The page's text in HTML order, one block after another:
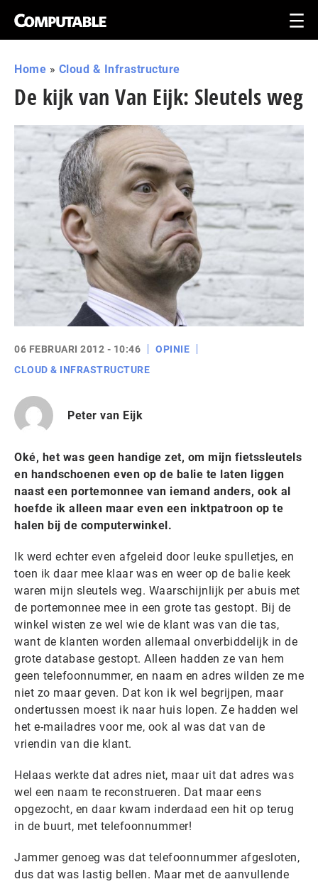
Home » Cloud & Infrastructure
De kijk van Van Eijk: Sleutels weg
06 FEBRUARI 2012 - 10:46
OPINIE
CLOUD & INFRASTRUCTURE
Peter van Eijk
Oké, het was geen handige zet, om mijn fietssleutels
en handschoenen even op de balie te laten liggen
naast een portemonnee van iemand anders, ook al
hoefde ik alleen maar even een inktpatroon op te
halen bij de computerwinkel.
Ik werd echter even afgeleid door leuke spulletjes, en
toen ik daar mee klaar was en weer op de balie keek
waren mijn sleutels weg. Waarschijnlijk per abuis met
de portemonnee mee in een grote tas gestopt. Bij de
winkel wisten ze wel wie de klant was van die tas,
want de klanten worden allemaal onverbiddelijk in de
grote database gestopt. Alleen hadden ze van hem
geen telefoonnummer, en naam en adres wilden ze me
niet zo maar geven. Dat kon ik wel begrijpen, maar
ondertussen moest ik naar huis lopen. Ze hadden wel
het e-mailadres voor me, ook al was dat van de
vriendin van die klant.
Helaas werkte dat adres niet, maar uit dat adres was
wel een naam te reconstrueren. Dat maar eens
opgezocht, en daar kwam inderdaad een hit op terug
in de buurt, met telefoonnummer!
Jammer genoeg was dat telefoonnummer afgesloten,
dus dat was lastig bellen. Maar met de aanvullende